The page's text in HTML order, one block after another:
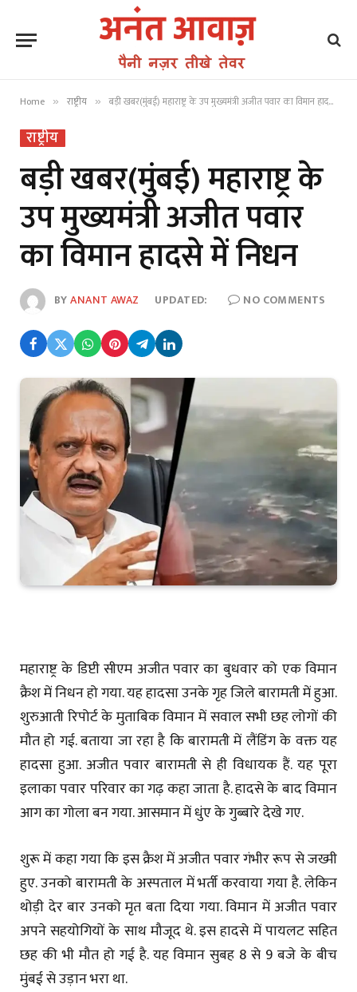
Home » राष्ट्रीय » बड़ी खबर(मुंबई) महाराष्ट्र के उप मुख्यमंत्री अजीत पवार का विमान हादसे में निधन
राष्ट्रीय
बड़ी खबर(मुंबई) महाराष्ट्र के
उप मुख्यमंत्री अजीत पवार
का विमान हादसे में निधन
BYANANT AWAZ UPDATED: NO COMMENTS
महाराष्ट्र के डिप्टी सीएम अजीत पवार का बुधवार को एक विमान
क्रैश में निधन हो गया. यह हादसा उनके गृह जिले बारामती में हुआ.
शुरुआती रिपोर्ट के मुताबिक विमान में सवाल सभी छह लोगों की
मौत हो गई. बताया जा रहा है कि बारामती में लैंडिंग के वक्त यह
हादसा हुआ. अजीत पवार बारामती से ही विधायक हैं. यह पूरा
इलाका पवार परिवार का गढ़ कहा जाता है. हादसे के बाद विमान
आग का गोला बन गया. आसमान में धुंए के गुब्बारे देखे गए.
शुरू में कहा गया कि इस क्रैश में अजीत पवार गंभीर रूप से जख्मी
हुए. उनको बारामती के अस्पताल में भर्ती करवाया गया है. लेकिन
थोड़ी देर बार उनको मृत बता दिया गया. विमान में अजीत पवार
अपने सहयोगियों के साथ मौजूद थे. इस हादसे में पायलट सहित
छह की भी मौत हो गई है. यह विमान सुबह 8 से 9 बजे के बीच
मुंबई से उड़ान भरा था.